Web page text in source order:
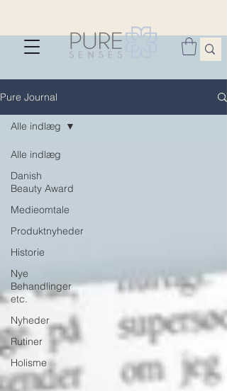
Pure Journal
Alle indlæg
Danish
Beauty Award
Medieomtale
Produktnyheder
Historie
Nye
Behandlinger
etc.
Nyheder
Rutiner
Holisme
Alle indlæg